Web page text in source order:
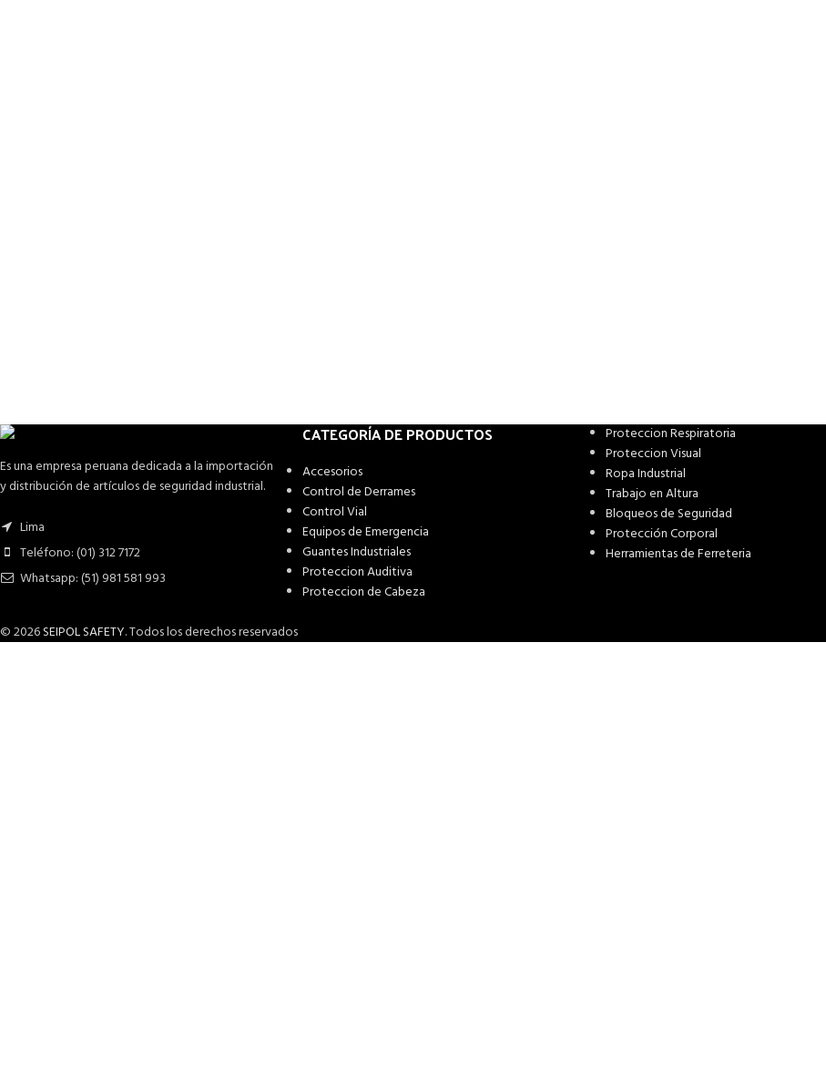
Es una empresa peruana dedicada a la importación
y distribución de artículos de seguridad industrial.
Lima
Teléfono: (01) 312 7172
Whatsapp: (51) 981 581 993
CATEGORÍA DE PRODUCTOS
Accesorios
Control de Derrames
Control Vial
Equipos de Emergencia
Guantes Industriales
Proteccion Auditiva
Proteccion de Cabeza
Proteccion Respiratoria
Proteccion Visual
Ropa Industrial
Trabajo en Altura
Bloqueos de Seguridad
Protección Corporal
Herramientas de Ferreteria
© 2026SEIPOL SAFETY. Todos los derechos reservados